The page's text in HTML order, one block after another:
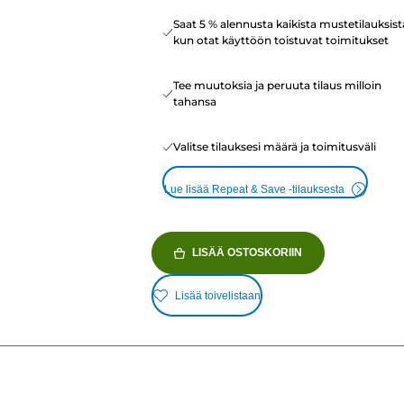
Saat 5 % alennusta kaikista
kun otat käyttöön toistuvat toimitukset
Tee muutoksia ja peruuta tilaus milloin
tahansa
Valitse tilauksesi määrä ja toimitusväli
Lue lisää Repeat & Save -tilauksesta
LISÄÄ OSTOSKORIIN
Lisää toivelistaan